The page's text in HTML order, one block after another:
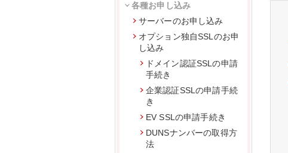
各種お申し込み
サーバーのお申し込み
オプション独自SSLのお申
し込み
ドメイン認証SSLの申請
手続き
企業認証SSLの申請手続
き
EV SSLの申請手続き
DUNSナンバーの取得方
法